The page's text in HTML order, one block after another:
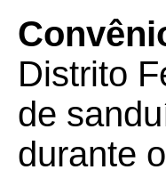
Distrito
de
durante